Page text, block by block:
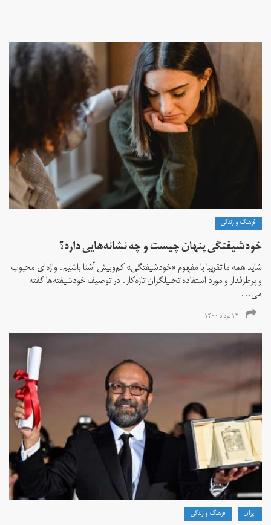
فرهنگ و زندگی
خودشیفتگی پنهان چیست و چه نشانه‌هایی دارد؟
شاید همه ما تقریبا با مفهوم «خودشیفتگی» کم‌و‌بیش آشنا باشیم. واژه‌ای محبوب
و پرطرفدار و مورد استفاده تحلیلگران تازه‌کار. در توصیف خودشیفته‌ها گفته
می...
۱۲ مرداد ۱۴۰۰
ايران فرهنگ و زندگی